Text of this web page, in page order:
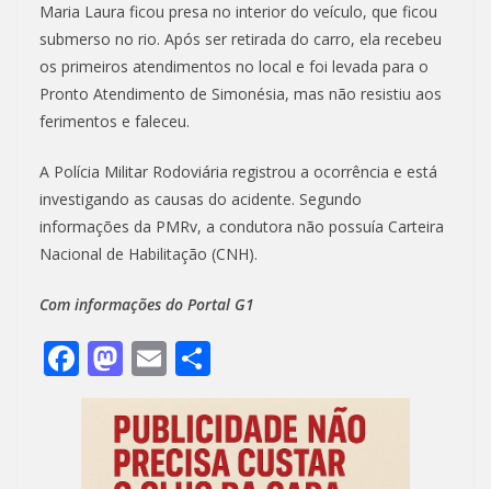
Maria Laura ficou presa no interior do veículo, que ficou
submerso no rio. Após ser retirada do carro, ela recebeu
os primeiros atendimentos no local e foi levada para o
Pronto Atendimento de Simonésia, mas não resistiu aos
ferimentos e faleceu.
A Polícia Militar Rodoviária registrou a ocorrência e está
investigando as causas do acidente. Segundo
informações da PMRv, a condutora não possuía Carteira
Nacional de Habilitação (CNH).
Com informações do Portal G1
F
ac
M
as
to
d
E
m
ai
l
h
ar
e